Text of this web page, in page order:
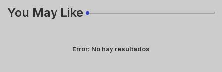
You May Like
Error: No hay resultados